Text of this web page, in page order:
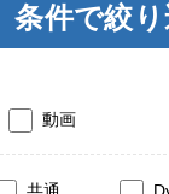
条件で絞
動画